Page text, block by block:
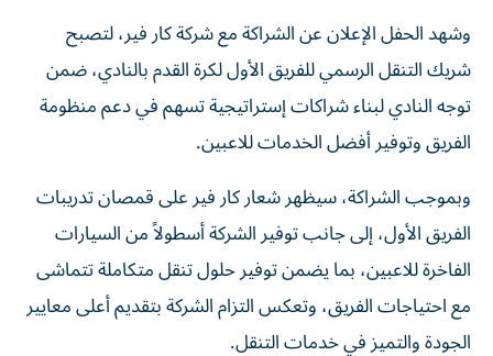
وشهد الحفل الإعلان عن الشراكة مع شركة كار فير، لتصبح
شريك التنقل الرسمي للفريق الأول لكرة القدم بالنادي، ضمن
توجه النادي لبناء شراكات إستراتيجية تسهم في دعم منظومة
الفريق وتوفير أفضل الخدمات للاعبين.
وبموجب الشراكة، سيظهر شعار كار فير على قمصان تدريبات
الفريق الأول، إلى جانب توفير الشركة أسطولاً من السيارات
الفاخرة للاعبين، بما يضمن توفير حلول تنقل متكاملة تتماشى
مع احتياجات الفريق، وتعكس التزام الشركة بتقديم أعلى معايير
الجودة والتميز في خدمات التنقل.